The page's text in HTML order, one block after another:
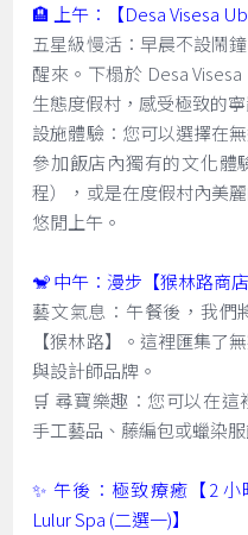
🏨 上午：【Desa Visesa
五星級慢活：早晨不設鬧
醒來。下榻於 Desa
生態度假村，感受極致的寧
設施體驗：您可以選擇在
參加飯店內獨有的文化體
程），或是在度假村內美
悠閒上午。
🐒 中午：漫步【猴林路商
藝文氣息：午餐後，我們
【猴林路】。這裡匯集了
與設計師品牌。
🛒 尋寶樂趣：您可以在
手工藝品、藤編包或蠟染
✨ 午後：極致療癒【2
Lulur Spa (二選一)】